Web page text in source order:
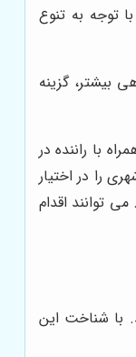
توجه به تنوع
بیشتر، گزینه
با راننده در
را در اختیار
توانند اقدام
با شناخت این